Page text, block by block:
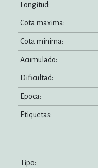
Longitud:
Cota maxima:
Cota minima:
Acumulado:
Dificultad:
Epoca:
Etiquetas:
Tipo: